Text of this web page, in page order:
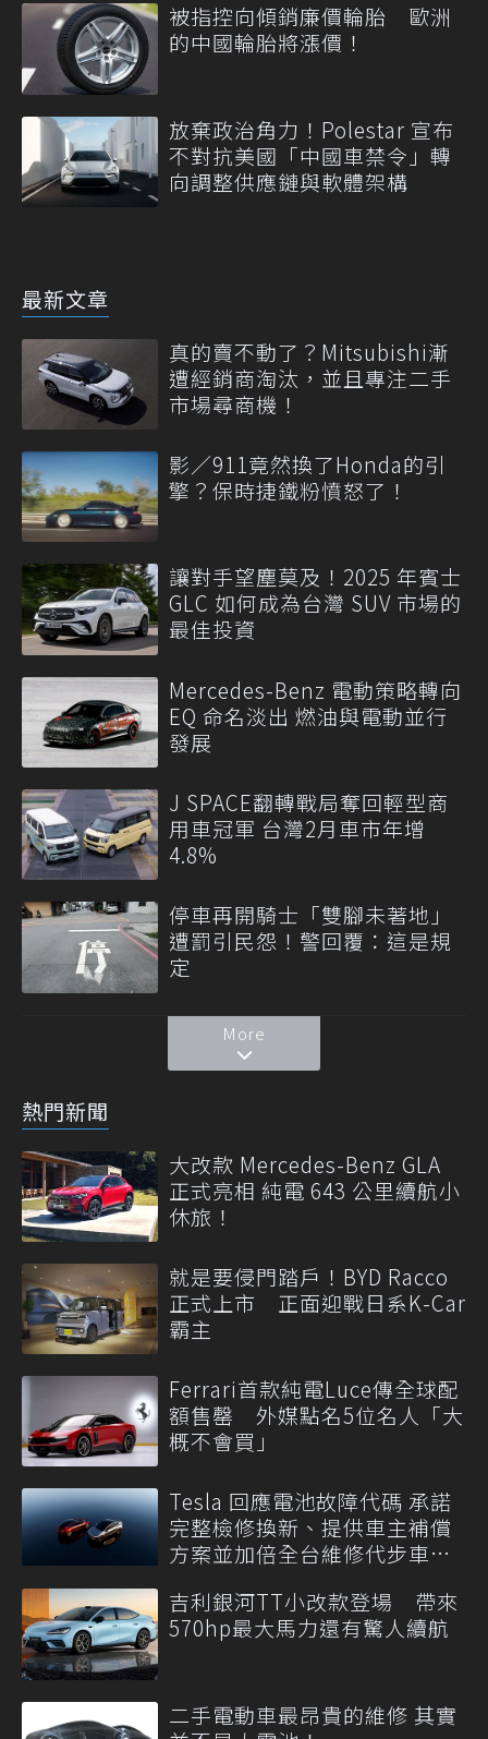
被指控向傾銷廉價輪胎 歐洲
的中國輪胎將漲價！
放棄政治角力！Polestar 宣布
不對抗美國「中國車禁令」轉
向調整供應鏈與軟體架構
最新文章
真的賣不動了？Mitsubishi漸
遭經銷商淘汰，並且專注二手
市場尋商機！
影／911竟然換了Honda的引
擎？保時捷鐵粉憤怒了！
讓對手望塵莫及！2025 年賓士
GLC 如何成為台灣 SUV 市場的
最佳投資
Mercedes-Benz 電動策略轉向
EQ 命名淡出 燃油與電動並行
發展
J SPACE翻轉戰局奪回輕型商
用車冠軍 台灣2月車市年增
4.8%
停車再開騎士「雙腳未著地」
遭罰引民怨！警回覆：這是規
定
More
熱門新聞
大改款 Mercedes-Benz GLA
正式亮相 純電 643 公里續航小
休旅！
就是要侵門踏戶！BYD Racco
正式上市 正面迎戰日系K-Car
霸主
Ferrari首款純電Luce傳全球配
額售罄 外媒點名5位名人「大
概不會買」
Tesla 回應電池故障代碼 承諾
完整檢修換新、提供車主補償
方案並加倍全台維修代步車數
吉利銀河TT小改款登場 帶來
570hp最大馬力還有驚人續航
二手電動車最昂貴的維修 其實